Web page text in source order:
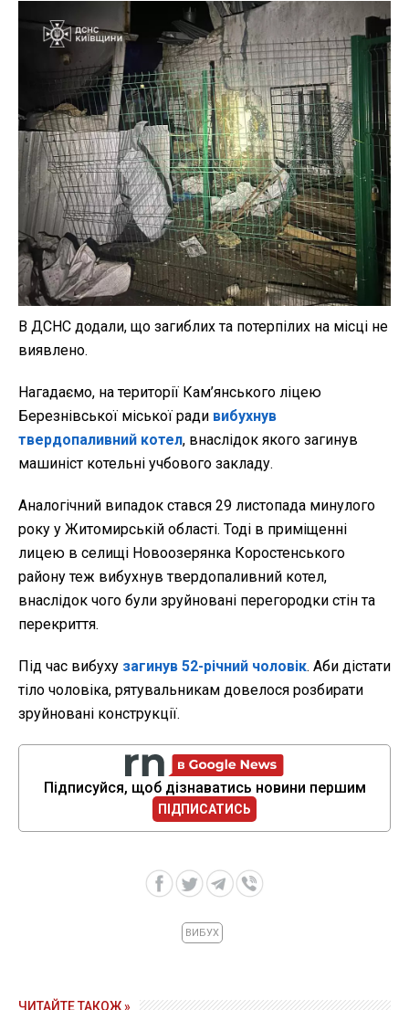
В ДСНС додали, що загиблих та потерпілих на місці не
виявлено.
Нагадаємо, на території Кам’янського ліцею
Березнівської міської ради вибухнув
твердопаливний котел, внаслідок якого загинув
машиніст котельні учбового закладу.
Аналогічний випадок стався 29 листопада минулого
року у Житомирській області. Тоді в приміщенні
лицею в селищі Новоозерянка Коростенського
району теж вибухнув твердопаливний котел,
внаслідок чого були зруйновані перегородки стін та
перекриття.
Під час вибуху загинув 52-річний чоловік. Аби дістати
тіло чоловіка, рятувальникам довелося розбирати
зруйновані конструкції.
Підписуйся, щоб дізнаватись новини першим
ПІДПИСАТИСЬ
ВИБУХ
ЧИТАЙТЕ ТАКОЖ »